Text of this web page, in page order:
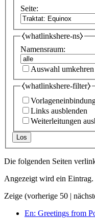
Seite:
⧼whatlinkshere-ns⧽
Namensraum:
Auswahl umkehren
⧼whatlinkshere-filter⧽
Links ausblenden
Weiterleitungen
Los
Die folgenden Seiten
Angezeigt wird ein Eintrag.
Zeige (vorherige 50 |
En: Greetings from